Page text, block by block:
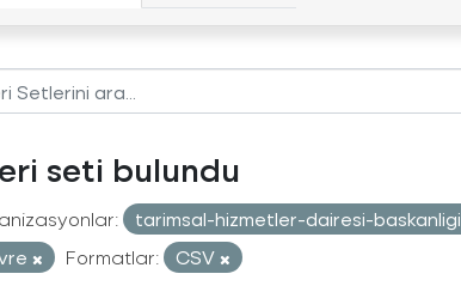
seti bulundu
tarimsal-hizmetler-dairesi-baskanligi
Formatlar: CSV